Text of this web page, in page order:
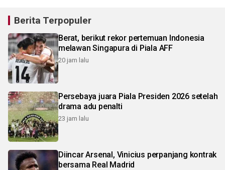
Berita Terpopuler
Berat, berikut rekor pertemuan Indonesia
melawan Singapura di Piala AFF
20 jam lalu
Persebaya juara Piala Presiden 2026 setelah
drama adu penalti
23 jam lalu
Diincar Arsenal, Vinicius perpanjang kontrak
bersama Real Madrid